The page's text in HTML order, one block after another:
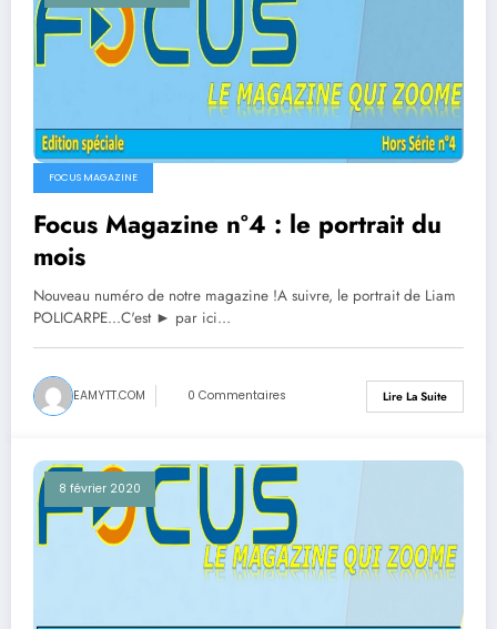
FOCUS MAGAZINE
Focus Magazine n°4 : le portrait du
mois
Nouveau numéro de notre magazine !A suivre, le portrait de Liam
POLICARPE...C'est ► par ici…
EAMYTT.COM 0 Commentaires Lire La Suite
8 février 2020